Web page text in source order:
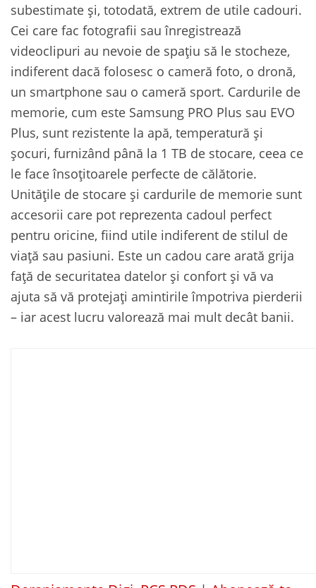
subestimate și, totodată, extrem de utile cadouri.
Cei care fac fotografii sau înregistrează
videoclipuri au nevoie de spațiu să le stocheze,
indiferent dacă folosesc o cameră foto, o dronă,
un smartphone sau o cameră sport. Cardurile de
memorie, cum este Samsung PRO Plus sau EVO
Plus, sunt rezistente la apă, temperatură și
șocuri, furnizând până la 1 TB de stocare, ceea ce
le face însoțitoarele perfecte de călătorie.
Unitățile de stocare și cardurile de memorie sunt
accesorii care pot reprezenta cadoul perfect
pentru oricine, fiind utile indiferent de stilul de
viață sau pasiuni. Este un cadou care arată grija
față de securitatea datelor și confort și vă va
ajuta să vă protejați amintirile împotriva pierderii
– iar acest lucru valorează mai mult decât banii.